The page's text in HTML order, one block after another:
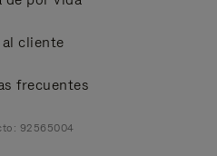
cliente
frecuentes
92565004